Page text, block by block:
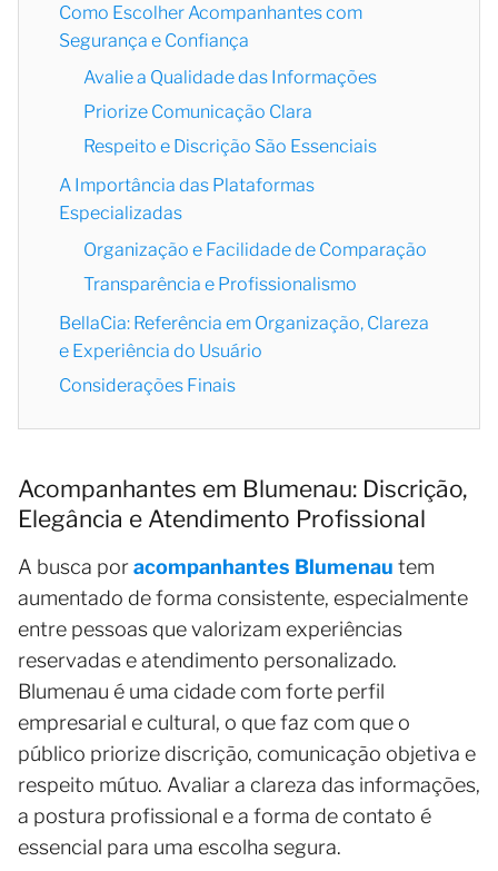
Como Escolher Acompanhantes com
Segurança e Confiança
Avalie a Qualidade das Informações
Priorize Comunicação Clara
Respeito e Discrição São Essenciais
A Importância das Plataformas
Especializadas
Organização e Facilidade de Comparação
Transparência e Profissionalismo
BellaCia: Referência em Organização, Clareza
e Experiência do Usuário
Considerações Finais
Acompanhantes em Blumenau: Discrição,
Elegância e Atendimento Profissional
A busca poracompanhantes Blumenau tem
aumentado de forma consistente, especialmente
entre pessoas que valorizam experiências
reservadas e atendimento personalizado.
Blumenau é uma cidade com forte perfil
empresarial e cultural, o que faz com que o
público priorize discrição, comunicação objetiva e
respeito mútuo. Avaliar a clareza das informações,
a postura profissional e a forma de contato é
essencial para uma escolha segura.